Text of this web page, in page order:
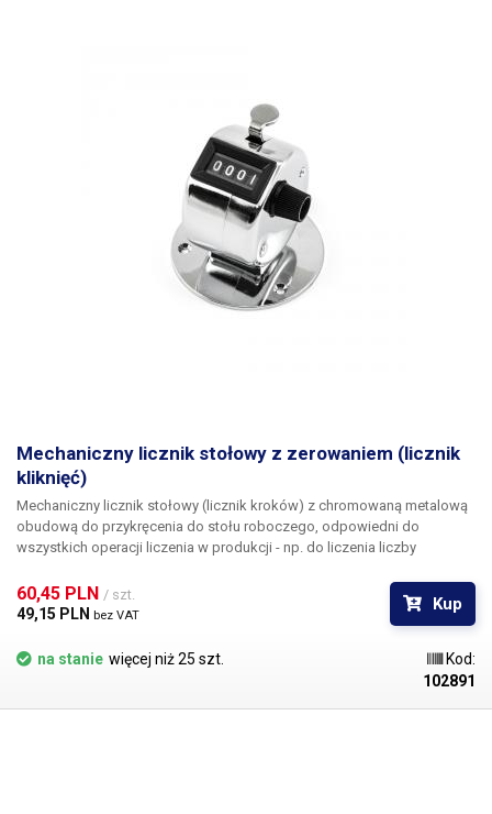
zmienna - w zależności od średnicy śrub. Prędkość można regulować z
tyłu obudowy, gdzie znajduje się potencjometr do tego celu. W
przypadku wkrętów przedstawionych na zdjęciach (średnica 2 mm,
długość 5 mm) maksymalna prędkość dozowania została zmierzona
na poziomie 400 wkrętów/minutę. To urządzenie nie jest przeznaczone
do dozowania pojedynczych wkrętów - urządzenie jest przeznaczone
do dozowania wkrętów do wcześniej przygotowanego worka lub
pudełka. Do dozowania pojedynczych wkrętów i ich późniejszego
usuwania za pomocą namagnesowanego śrubokręta oferujemy
Mechaniczny licznik stołowy z zerowaniem (licznik
kliknięć)
Mechaniczny licznik stołowy (licznik kroków) z chromowaną metalową
obudową do przykręcenia do stołu roboczego, odpowiedni do
wszystkich operacji liczenia w produkcji - np. do liczenia liczby
rejestrowania innych operacji, które muszą być rejestrowane.
Maksymalna zliczana wartość wynosi 9999. Licznik posiada również
wałek resetujący. Nadaje się do fabryk, do każdego miejsca pracy, w
którym operator rejestruje liczbę wyprodukowanych sztuk. Mocowanie
za pomocą trzech śrub (brak w zestawie). Średnica podstawy Ø 56 mm
60,45 PLN / szt.
49,15 PLN bez VAT
Kup
na stanie więcej niż 25 szt.
Kod:
102891